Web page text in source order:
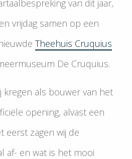
van dit jaar,
vrijdag samen op een
Theehuis Cruquius
De Cruquius.
kregen als bouwer van het
opening, alvast een
eerst zagen wij de
af- en wat is het mooi